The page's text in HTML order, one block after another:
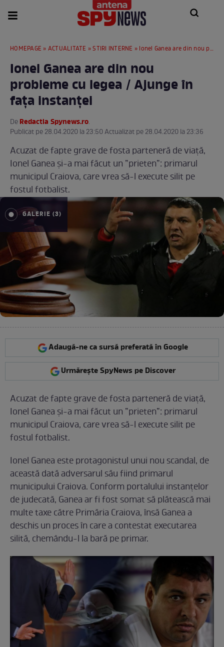
HOMEPAGE » ACTUALITATE »STIRI INTERNE » Ionel Ganea are din nou probleme cu legea / Ajunge în fața instanței
Ionel Ganea are din nou
probleme cu legea / Ajunge în
fața instanței
DeRedactia Spynews.ro.
Publicat pe 28.04.2020 la 23:50 Actualizat pe 28.04.2020 la 23:36
Acuzat de fapte grave de fosta parteneră de viață,
Ionel Ganea și-a mai făcut un ”prieten”: primarul
municipul Craiova, care vrea să-l execute silit pe
fostul fotbalist.
GALERIE (3)
Adaugă-ne ca sursă preferată în Google
Urmărește SpyNews pe Discover
Acuzat de fapte grave de fosta parteneră de viață,
Ionel Ganea și-a mai făcut un ”prieten”: primarul
municipul Craiova, care vrea să-l execute silit pe
fostul fotbalist.
Ionel Ganea este protagonistul unui nou scandal, de
această dată adversarul său fiind primarul
municipului Craiova. Conform portalului instanțelor
de judecată, Ganea ar fi fost somat să plătească mai
multe taxe către Primăria Craiova, însă Ganea a
deschis un proces în care a contestat executarea
silită, chemându-l la bară pe primar.